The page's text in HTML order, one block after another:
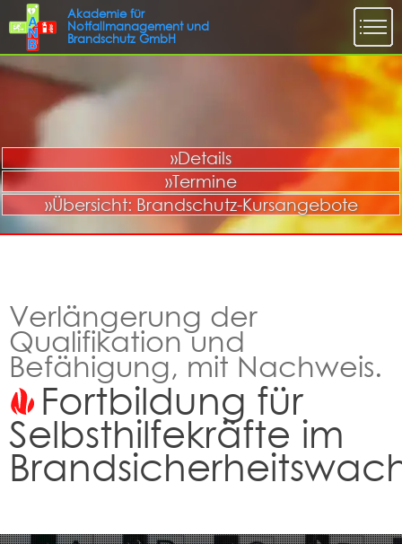
»Details
»Termine
»Übersicht: Brandschutz-Kursangebote
Verlängerung der
Qualifikation und
Befähigung, mit Nachweis.
Fortbildung für
Selbsthilfekräfte im